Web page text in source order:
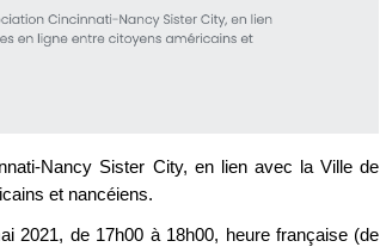
Nancy Sister City, en lien avec la Ville de
et nancéiens.
2021, de 17h00 à 18h00, heure française (de